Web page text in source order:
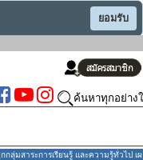
ยอมรับ
ค้นหาทุกอย่าง
มสาระการเรียนรู้ และความรู้ทั่วไป เ